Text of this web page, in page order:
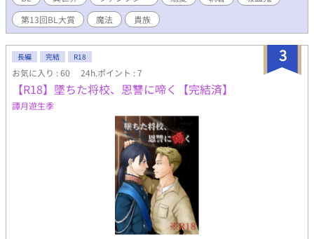
なわけで、人間じゃない俺は魔物と疑われ捕まってしまうのだ
が、アレインが召喚魔法は召喚者の害にならない有益な存在が召
喚されると主張して助けてくれる。 が、その代償が使い魔とし
ての本契約で、俺は望まない主従契約に縛られることに。 理解
できない異世界の生活と、アレインの訳のわからない言動にウン
ザリする日々。 だがこのアレイン、神々しいまでの美貌と畏れ
られるほどの才能の裏で、何やら色々と抱えているようで…… ※
執着系貴公子魔法使い×庶民派吸血鬼の異世界バトルファンタジ
ーものです 第13回BL小説大賞にエントリーしております！ 一言
でも感想などいただけると有り難いです！
第13回BL大賞
魔法 貴族
3
長編 完結 R18
お気に入り : 60 24h.ポイント : 7
【R18】墜ちた将校、恩讐に啼く【完結済】
譚月遊生季